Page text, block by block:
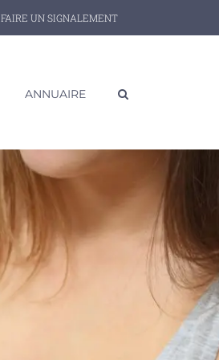
FAIRE UN SIGNALEMENT
ANNUAIRE